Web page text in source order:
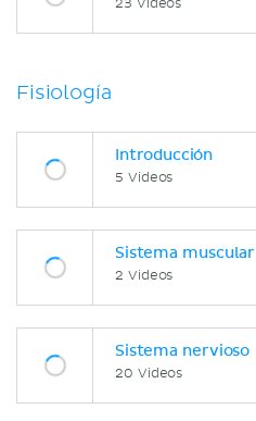
23 Videos
Fisiología
Introducción
5 Videos
Sistema muscular
2 Videos
Sistema nervioso
20 Videos